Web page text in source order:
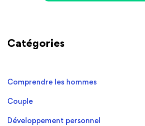
Catégories
Comprendre les hommes
Couple
Développement personnel